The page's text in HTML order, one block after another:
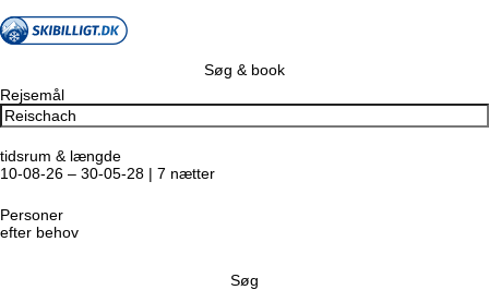
Søg & book
Rejsemål
tidsrum & længde
10-08-26 – 30-05-28 | 7 nætter
Personer
efter behov
Søg